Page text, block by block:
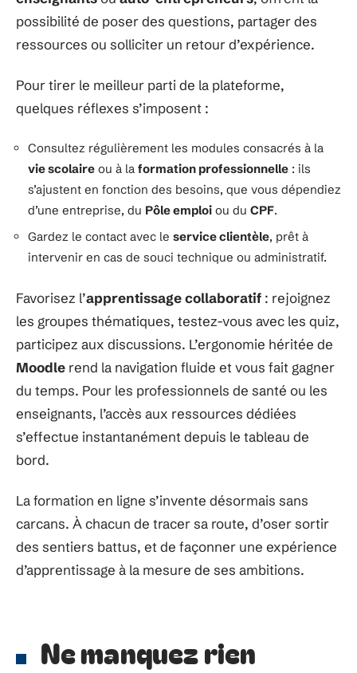
possibilité de poser des questions, partager des
ressources ou solliciter un retour d’expérience.
Pour tirer le meilleur parti de la plateforme,
quelques réflexes s’imposent :
Consultez régulièrement les modules consacrés à la
vie scolaire ou à la formation professionnelle : ils
s’ajustent en fonction des besoins, que vous dépendiez
d’une entreprise, du Pôle emploi ou du CPF.
Gardez le contact avec le service clientèle, prêt à
intervenir en cas de souci technique ou administratif.
Favorisez l’apprentissage collaboratif : rejoignez
les groupes thématiques, testez-vous avec les quiz,
participez aux discussions. L’ergonomie héritée de
Moodle rend la navigation fluide et vous fait gagner
du temps. Pour les professionnels de santé ou les
enseignants, l’accès aux ressources dédiées
s’effectue instantanément depuis le tableau de
bord.
La formation en ligne s’invente désormais sans
carcans. À chacun de tracer sa route, d’oser sortir
des sentiers battus, et de façonner une expérience
d’apprentissage à la mesure de ses ambitions.
Ne manquez rien